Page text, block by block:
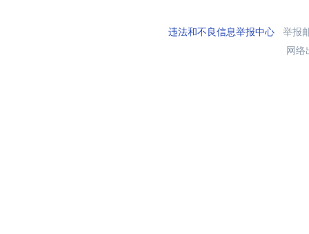
违法和不良信息举报中心举报
网